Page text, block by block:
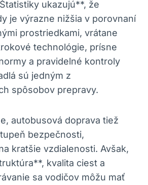
ukazujú**, že
je výrazne nižšia v porovnaní
prostriedkami, vrátane
technológie, prísne
a pravidelné kontroly
sú jedným z
spôsobov prepravy.
autobusová doprava tiež
bezpečnosti,
kratšie vzdialenosti. Avšak,
kvalita ciest a
sa vodičov môžu mať